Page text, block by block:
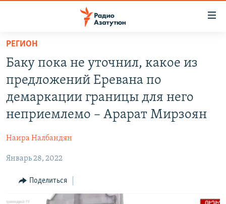
Перейти
основному
содержанию
Перейти
основной
Перейти
НОВОСТИ
ПОЛИТИКА
РЕГИОН
НАГОРНЫЙ КАРАБАХ
КУЛЬТУРА
СПОРТ
РЕГИОН
Баку пока не уточнил, какое из
предложений Еревана по
демаркации границы для него
неприемлемо – Арарат Мирзоян
Наира Налбандян
Январь 28, 2022
Поделиться